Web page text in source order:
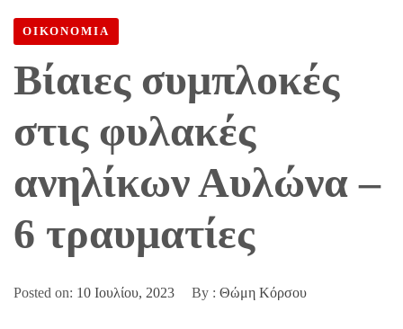
ΟΙΚΟΝΟΜΙΑ
Βίαιες συμπλοκές
στις φυλακές
ανηλίκων Αυλώνα –
6 τραυματίες
Posted on: 10 Ιουλίου, 2023 By : Θώμη Κόρσου